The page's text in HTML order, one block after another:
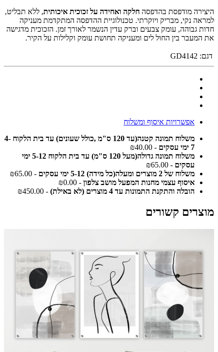
היצירה מודפסת בהדפסה חלקה ואחידה על זכוכית איכותית, ללא תבליט,
למראה נקי, מבריק ויוקרתי. טכנולוגיית ההדפסה המתקדמת מעניקה
חדות גבוהה, עומק צבעים וברק עדין הנשמר לאורך זמן. הזכוכית מדגישה
את המעבר בין החול לים ומעניקה תחושת עומק וקלילות על הקיר.
דגם: GD4142
אפשרויות איסוף ומשלוח
משלוח תמונה קטנה(עד 120 ס"מ ,כולל שעונים) עד בית הלקוח 4-
7 ימי עסקים
- ₪40.00
משלוח תמונה גדולה(מעל 120 ס"מ) עד בית הלקוח 5-12 ימי
עסקים - ₪65.00
משלוח של 2 מוצרים ומעלה(כל מידה) 5-12 ימי עסקים
- ₪65.00
איסוף עצמי מחנות המפעל מושב צלפון - ₪0.00
הובלה והתקנת התמונות עד 4 מוצרים (לא באילת)
- ₪450.00
מוצרים קשורים